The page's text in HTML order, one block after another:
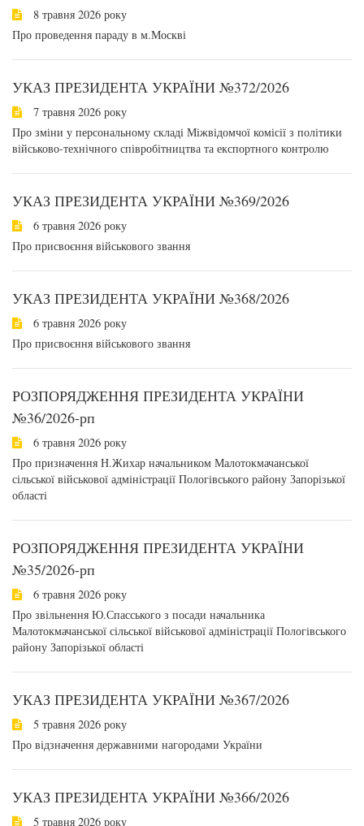
8 травня 2026 року
Про проведення параду в м.Москві
УКАЗ ПРЕЗИДЕНТА УКРАЇНИ №372/2026
7 травня 2026 року
Про зміни у персональному складі Міжвідомчої комісії з політики
військово-технічного співробітництва та експортного контролю
УКАЗ ПРЕЗИДЕНТА УКРАЇНИ №369/2026
6 травня 2026 року
Про присвоєння військового звання
УКАЗ ПРЕЗИДЕНТА УКРАЇНИ №368/2026
6 травня 2026 року
Про присвоєння військового звання
РОЗПОРЯДЖЕННЯ ПРЕЗИДЕНТА УКРАЇНИ
№36/2026-рп
6 травня 2026 року
Про призначення Н.Жихар начальником Малотокмачанської
сільської військової адміністрації Пологівського району Запорізької
області
РОЗПОРЯДЖЕННЯ ПРЕЗИДЕНТА УКРАЇНИ
№35/2026-рп
6 травня 2026 року
Про звільнення Ю.Спасського з посади начальника
Малотокмачанської сільської військової адміністрації Пологівського
району Запорізької області
УКАЗ ПРЕЗИДЕНТА УКРАЇНИ №367/2026
5 травня 2026 року
Про відзначення державними нагородами України
УКАЗ ПРЕЗИДЕНТА УКРАЇНИ №366/2026
5 травня 2026 року